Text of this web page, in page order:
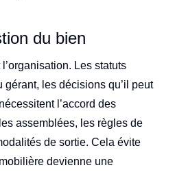
du bien
Les statuts
gérant, les décisions qu’il peut
l’accord des
assemblées, les règles de
de sortie. Cela évite
devienne une